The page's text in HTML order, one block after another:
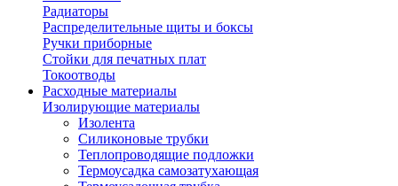
Радиаторы
Распределительные щиты и боксы
Ручки приборные
Стойки для печатных плат
Токоотводы
Расходные материалы
Изолирующие материалы
Изолента
Силиконовые трубки
Теплопроводящие подложки
Термоусадка самозатухающая